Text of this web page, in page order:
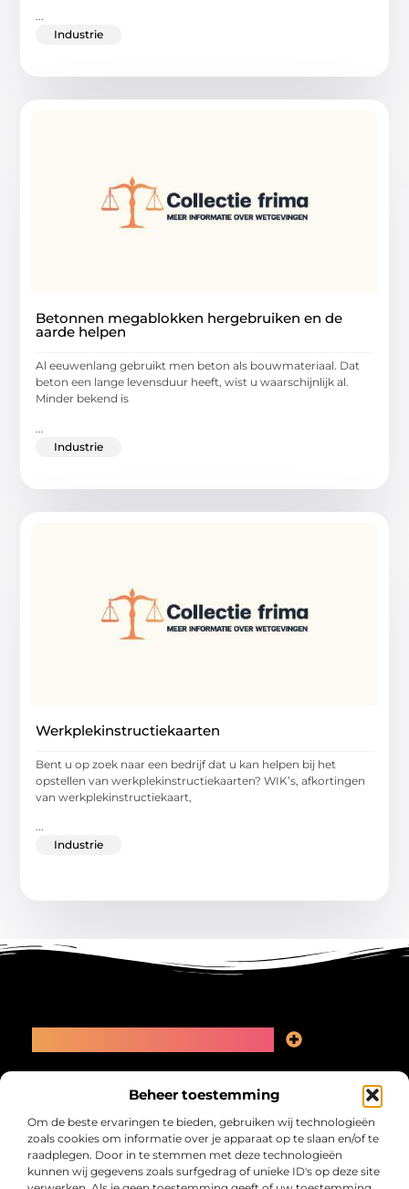
Beheer toestemming
Om de beste ervaringen te bieden, gebruiken wij technologieën
zoals cookies om informatie over je apparaat op te slaan en/of te
raadplegen. Door in te stemmen met deze technologieën
kunnen wij gegevens zoals surfgedrag of unieke ID's op deze site
...
Industrie
Betonnen megablokken hergebruiken en de
aarde helpen
Al eeuwenlang gebruikt men beton als bouwmateriaal. Dat
beton een lange levensduur heeft, wist u waarschijnlijk al.
Minder bekend is
Industrie
Werkplekinstructiekaarten
Bent u op zoek naar een bedrijf dat u kan helpen bij het
opstellen van werkplekinstructiekaarten? WIK’s, afkortingen
van werkplekinstructiekaart,
...
Industrie